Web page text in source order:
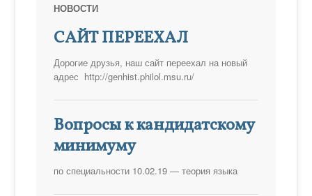
НОВОСТИ
САЙТ ПЕРЕЕХАЛ
Дорогие друзья, наш сайт переехал на новый
адрес http://genhist.philol.msu.ru/
Вопросы к кандидатскому
минимуму
по специальности 10.02.19 — теория языка